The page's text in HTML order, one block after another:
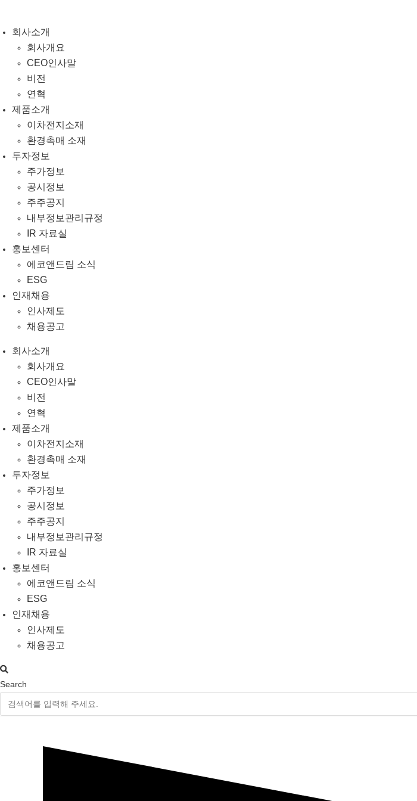
content회사소개
회사개요
CEO인사말
비전
연혁
제품소개
이차전지소재
환경촉매 소재
투자정보
주가정보
공시정보
주주공지
내부정보관리규정
IR 자료실
홍보센터
에코앤드림 소식
ESG
인재채용
인사제도
채용공고
회사소개
회사개요
CEO인사말
비전
연혁
제품소개
이차전지소재
환경촉매 소재
투자정보
주가정보
공시정보
주주공지
내부정보관리규정
IR 자료실
홍보센터
에코앤드림 소식
ESG
인재채용
인사제도
채용공고
Search